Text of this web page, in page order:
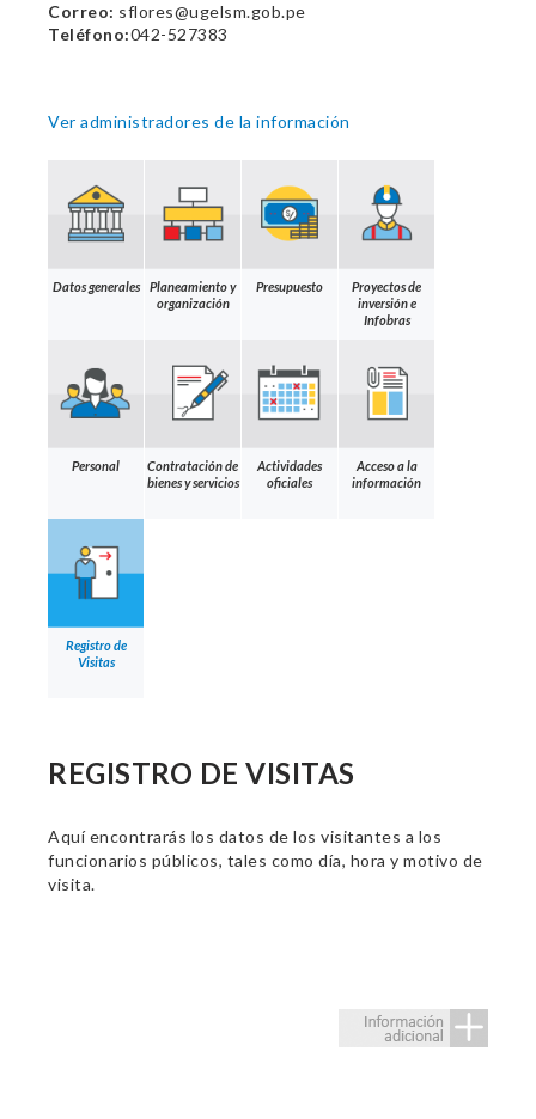
Correo: sflores@ugelsm.gob.pe
Teléfono:042-527383
Ver administradores de la información
Datos generales
Planeamiento y
organización
Presupuesto
Proyectos de
inversión e
Infobras
Personal
Contratación de
bienes y servicios
Actividades
oficiales
Acceso a la
información
Registro de
Visitas
REGISTRO DE VISITAS
Aquí encontrarás los datos de los visitantes a los
funcionarios públicos, tales como día, hora y motivo de
visita.